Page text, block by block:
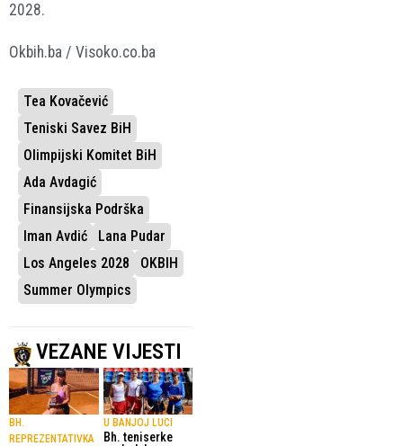
2028.
Okbih.ba / Visoko.co.ba
Tea Kovačević
Teniski Savez BiH
Olimpijski Komitet BiH
Ada Avdagić
Finansijska Podrška
Iman Avdić
Lana Pudar
Los Angeles 2028
OKBIH
Summer Olympics
VEZANE VIJESTI
BH.
REPREZENTATIVKA
U BANJOJ LUCI
Bh. teniserke